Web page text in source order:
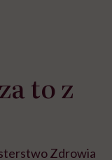
to z
Zdrowia